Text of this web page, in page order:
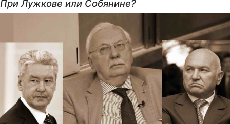
При Лужкове или Собянине?